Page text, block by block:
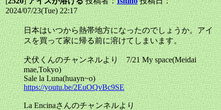
2024/07/23(Tue) 22:17
日本はいつから熱帯地方になったのでしょうか。アイ
スを買って家に帰る前に溶けてしまいます。
犬伏くんのチャンネルより 7/21 My space(Meidai
mae,Tokyo)
Sale la Luna(huayn~o)
https://youtu.be/2EuOQvBc9SE
La Encinaさんのチャンネルより